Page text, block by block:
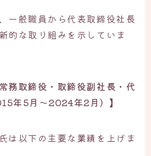
一般職員から代表取締役社長
的な取り組みを示していま
務取締役・取締役副社長・代
年5月〜2024年2月）】
は以下の主要な業績を上げま